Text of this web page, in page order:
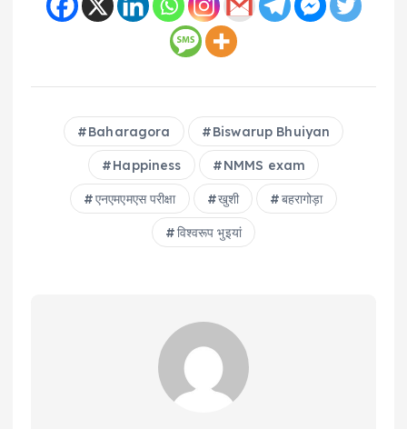
Baharagora Biswarup Bhuiyan
Happiness NMMS exam
एनएमएमएस परीक्षा खुशी बहरागोड़ा
विश्वरूप भुइयां